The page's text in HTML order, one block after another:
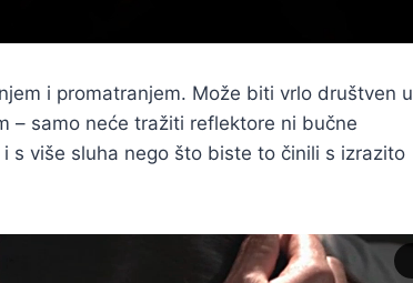
i promatranjem. Može biti vrlo društven u
– samo neće tražiti reflektore ni bučne
s više sluha nego što biste to činili s izrazito